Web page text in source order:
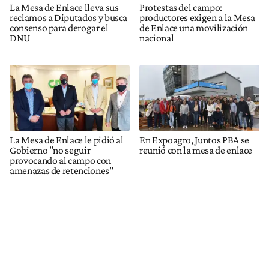
La Mesa de Enlace lleva sus
reclamos a Diputados y busca
consenso para derogar el
DNU
Protestas del campo:
productores exigen a la Mesa
de Enlace una movilización
nacional
La Mesa de Enlace le pidió al
Gobierno "no seguir
provocando al campo con
amenazas de retenciones"
En Expoagro, Juntos PBA se
reunió con la mesa de enlace